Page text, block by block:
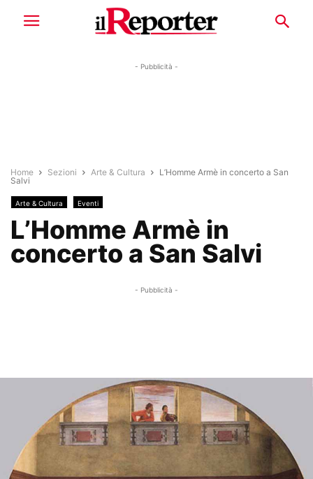
- Pubblicità -
Home Sezioni Arte & Cultura
L’Homme Armè in concerto a San
Salvi
Arte & Cultura Eventi
L’Homme Armè in
concerto a San Salvi
- Pubblicità -